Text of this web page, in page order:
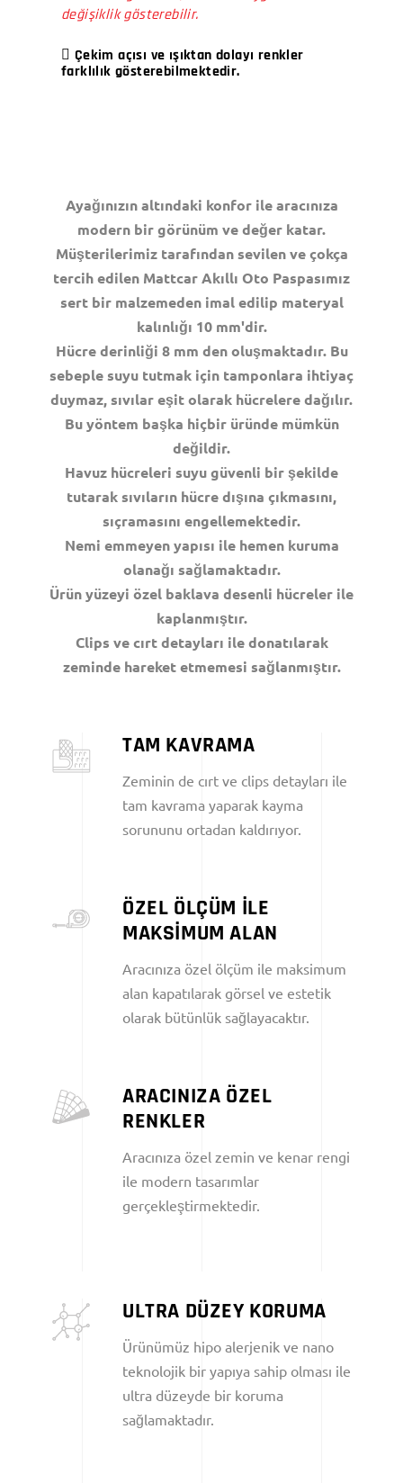
değişiklik gösterebilir.
Çekim açısı ve ışıktan dolayı renkler
farklılık gösterebilmektedir.
Ayağınızın altındaki konfor ile aracınıza
modern bir görünüm ve değer katar.
Müşterilerimiz tarafından sevilen ve çokça
tercih edilen Mattcar Akıllı Oto Paspasımız
sert bir malzemeden imal edilip materyal
kalınlığı 10 mm'dir.
Hücre derinliği 8 mm den oluşmaktadır. Bu
sebeple suyu tutmak için tamponlara ihtiyaç
duymaz, sıvılar eşit olarak hücrelere dağılır.
Bu yöntem başka hiçbir üründe mümkün
değildir.
Havuz hücreleri suyu güvenli bir şekilde
tutarak sıvıların hücre dışına çıkmasını,
sıçramasını engellemektedir.
Nemi emmeyen yapısı ile hemen kuruma
olanağı sağlamaktadır.
Ürün yüzeyi özel baklava desenli hücreler ile
kaplanmıştır.
Clips ve cırt detayları ile donatılarak
zeminde hareket etmemesi sağlanmıştır.
TAM KAVRAMA
Zeminin de cırt ve clips detayları ile
tam kavrama yaparak kayma
sorununu ortadan kaldırıyor.
ÖZEL ÖLÇÜM İLE
MAKSİMUM ALAN
Aracınıza özel ölçüm ile maksimum
alan kapatılarak görsel ve estetik
olarak bütünlük sağlayacaktır.
ARACINIZA ÖZEL
RENKLER
Aracınıza özel zemin ve kenar rengi
ile modern tasarımlar
gerçekleştirmektedir.
ULTRA DÜZEY KORUMA
Ürünümüz hipo alerjenik ve nano
teknolojik bir yapıya sahip olması ile
ultra düzeyde bir koruma
sağlamaktadır.